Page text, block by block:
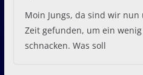
Moin Jungs, da sind wir
Zeit gefunden, um ein
schnacken. Was soll